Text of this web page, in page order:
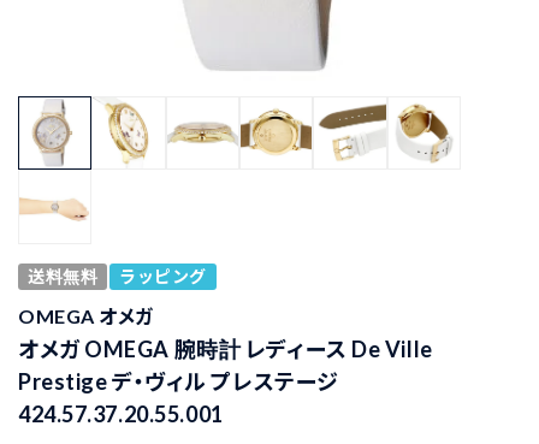
送料無料 ラッピング
OMEGA オメガ
オメガ OMEGA 腕時計 レディース De Ville
Prestige デ・ヴィル プレステージ
424.57.37.20.55.001